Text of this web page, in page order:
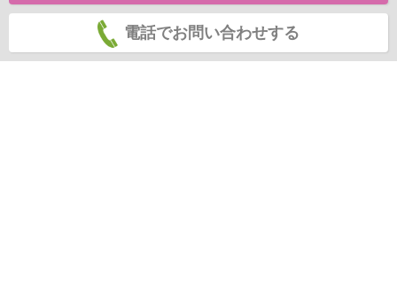
電話でお問い合わせする